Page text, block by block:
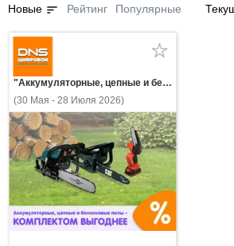
Новые sort Рейтинг Популярные
"Аккумуляторные, цепные и бензиновые пилы - комплектом выгоднее!"
(30 Мая - 28 Июля 2026)